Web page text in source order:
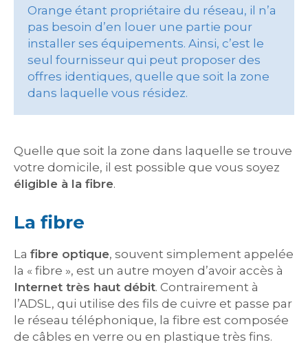
Orange étant propriétaire du réseau, il n’a
pas besoin d’en louer une partie pour
installer ses équipements. Ainsi, c’est le
seul fournisseur qui peut proposer des
offres identiques, quelle que soit la zone
dans laquelle vous résidez.
Quelle que soit la zone dans laquelle se trouve
votre domicile, il est possible que vous soyez
éligible à la fibre.
La fibre
La fibre optique, souvent simplement appelée
la « fibre », est un autre moyen d’avoir accès à
Internet très haut débit. Contrairement à
l’ADSL, qui utilise des fils de cuivre et passe par
le réseau téléphonique, la fibre est composée
de câbles en verre ou en plastique très fins.